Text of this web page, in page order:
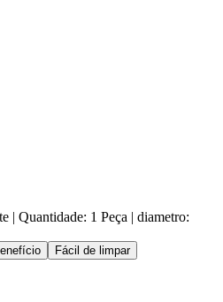
| Quantidade: 1 Peça | diametro:
Fácil de limpar